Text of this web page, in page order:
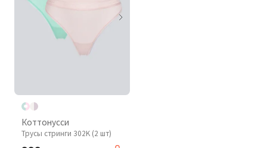
Коттонусси
Трусы стринги 302K (2 шт)